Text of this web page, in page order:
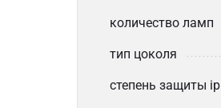
количество ламп
тип цоколя
степень защиты ip